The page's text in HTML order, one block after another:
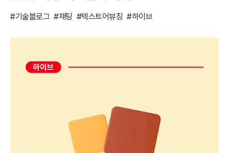
#기술블로그 #채팅 #텍스트어뷰징 #하이브